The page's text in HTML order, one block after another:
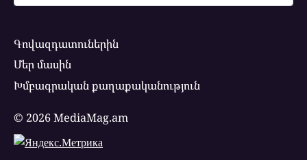
for:
Գովազդատուներին
Մեր մասին
Խմբագրական քաղաքականություն
© 2026 MediaMag.am